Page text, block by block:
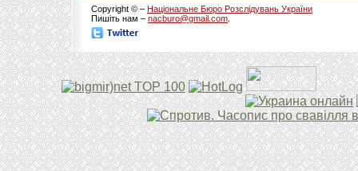
Copyright © – Національне Бюро Розслідувань України
Пишіть нам – nacburo@gmail.com